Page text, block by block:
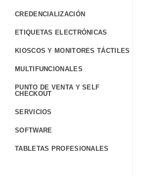
CREDENCIALIZACIÓN
ETIQUETAS ELECTRÓNICAS
KIOSCOS Y MONITORES TÁCTILES
MULTIFUNCIONALES
PUNTO DE VENTA Y SELF
CHECKOUT
SERVICIOS
SOFTWARE
TABLETAS PROFESIONALES